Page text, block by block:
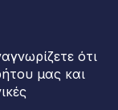
ότι
μας και